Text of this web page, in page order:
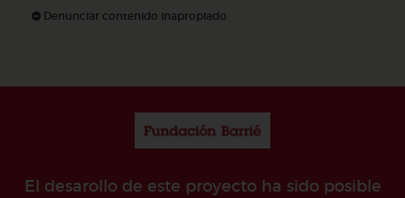
Denunciar contenido inapropiado
El desarollo de este proyecto ha sido posible